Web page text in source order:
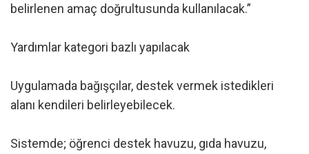
belirlenen amaç doğrultusunda kullanılacak.”
Yardımlar kategori bazlı yapılacak
Uygulamada bağışçılar, destek vermek istedikleri
alanı kendileri belirleyebilecek.
Sistemde; öğrenci destek havuzu, gıda havuzu,